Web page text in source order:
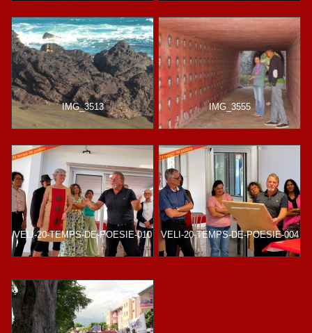
IMG_3513 IMG_3555
VELI-20-TEMPS-DE-POESIE-010 VELI-20-TEMPS-DE-POESIE-004